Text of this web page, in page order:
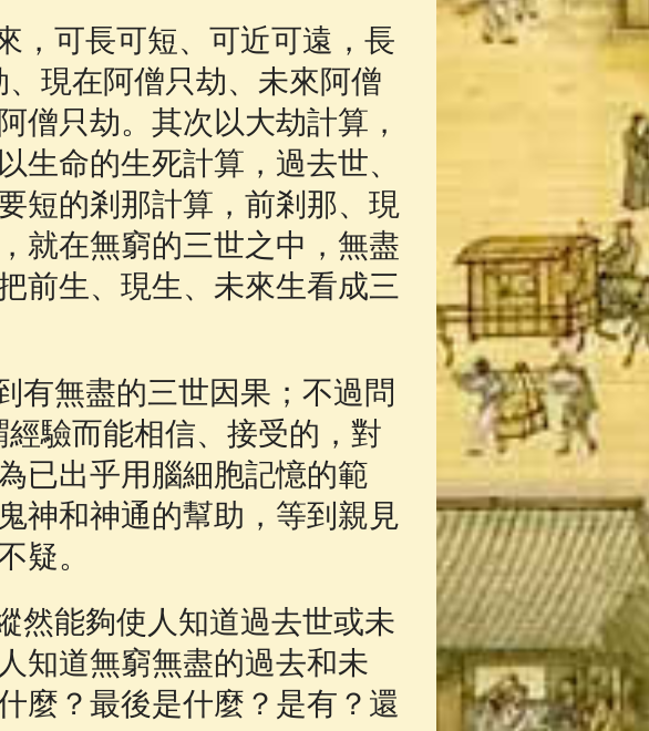
，可長可短、可近可遠，長
現在阿僧只劫、未來阿僧
僧只劫。其次以大劫計算，
生命的生死計算，過去世、
短的剎那計算，前剎那、現
就在無窮的三世之中，無盡
前生、現生、未來生看成三
有無盡的三世因果；不過問
驗而能相信、接受的，對
已出乎用腦細胞記憶的範
神和神通的幫助，等到親見
疑。
然能夠使人知道過去世或未
知道無窮無盡的過去和未
麼？最後是什麼？是有？還